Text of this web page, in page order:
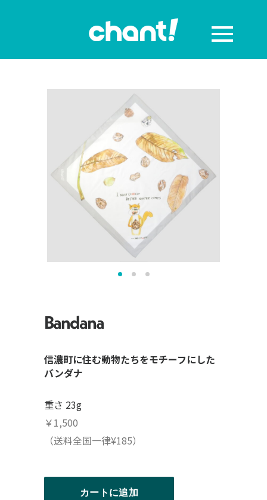
Bandana
信濃町に住む動物たちをモチーフにした
バンダナ
重さ 23g
￥1,500
（送料全国一律¥185）
カートに追加